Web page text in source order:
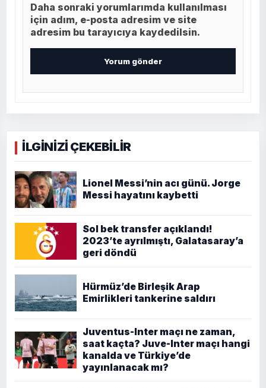
Daha sonraki yorumlarımda kullanılması
için adım, e-posta adresim ve site
adresim bu tarayıcıya kaydedilsin.
İLGİNİZİ ÇEKEBİLİR
Lionel Messi’nin acı günü. Jorge
Messi hayatını kaybetti
Sol bek transfer açıklandı!
2023’te ayrılmıştı, Galatasaray’a
geri döndü
Hürmüz’de Birleşik Arap
Emirlikleri tankerine saldırı
Juventus-Inter maçı ne zaman,
saat kaçta? Juve-Inter maçı hangi
kanalda ve Türkiye’de
yayınlanacak mı?